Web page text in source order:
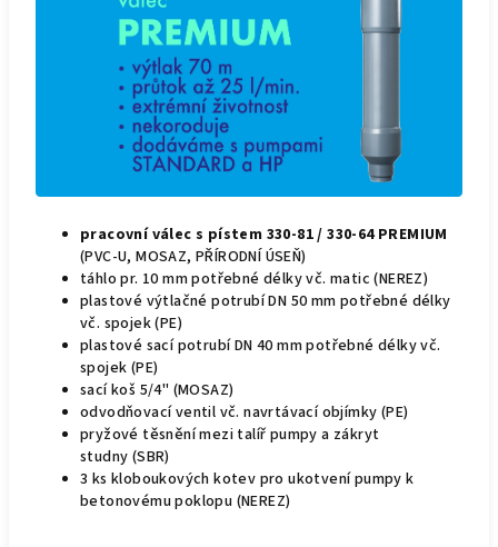
pracovní válec s pístem 330-81 / 330-64 PREMIUM
(PVC-U, MOSAZ, PŘÍRODNÍ ÚSEŇ)
táhlo pr. 10 mm potřebné délky vč. matic (NEREZ)
plastové výtlačné potrubí DN 50 mm potřebné délky
vč. spojek (PE)
plastové sací potrubí DN 40 mm potřebné délky vč.
spojek (PE)
sací koš 5/4" (MOSAZ)
odvodňovací ventil vč. navrtávací objímky (PE)
pryžové těsnění mezi talíř pumpy a zákryt
studny (SBR)
3 ks kloboukových kotev pro ukotvení pumpy k
betonovému poklopu (NEREZ)